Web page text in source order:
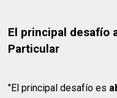
El principal desafío
Particular
"El principal desafío es